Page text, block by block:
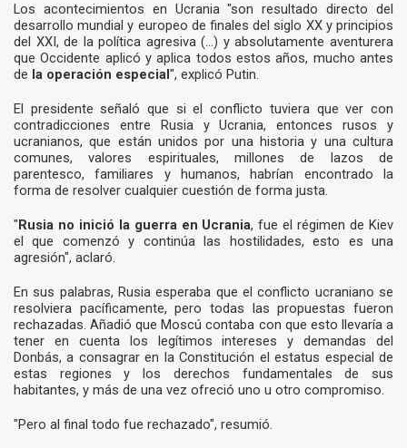
Los acontecimientos en Ucrania "son resultado directo del
desarrollo mundial y europeo de finales del siglo XX y principios
del XXI, de la política agresiva (...) y absolutamente aventurera
que Occidente aplicó y aplica todos estos años, mucho antes
de la operación especial", explicó Putin.
El presidente señaló que si el conflicto tuviera que ver con
contradicciones entre Rusia y Ucrania, entonces rusos y
ucranianos, que están unidos por una historia y una cultura
comunes, valores espirituales, millones de lazos de
parentesco, familiares y humanos, habrían encontrado la
forma de resolver cualquier cuestión de forma justa.
"Rusia no inició la guerra en Ucrania, fue el régimen de Kiev
el que comenzó y continúa las hostilidades, esto es una
agresión", aclaró.
En sus palabras, Rusia esperaba que el conflicto ucraniano se
resolviera pacíficamente, pero todas las propuestas fueron
rechazadas. Añadió que Moscú contaba con que esto llevaría a
tener en cuenta los legítimos intereses y demandas del
Donbás, a consagrar en la Constitución el estatus especial de
estas regiones y los derechos fundamentales de sus
habitantes, y más de una vez ofreció uno u otro compromiso.
"Pero al final todo fue rechazado", resumió.